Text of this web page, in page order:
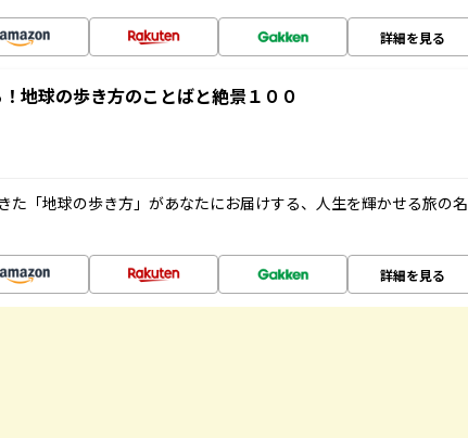
詳細を見る
地球の歩き方のことばと絶景１００
た「地球の歩き方」があなたにお届けする、人生を輝かせる旅の名
詳細を見る